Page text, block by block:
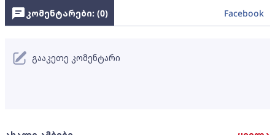
კომენტარები: (0) Facebook
გააკეთე კომენტარი